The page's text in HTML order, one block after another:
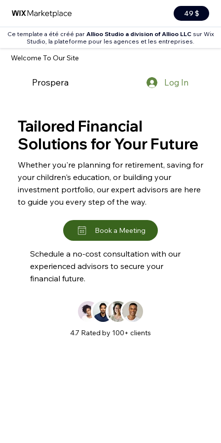
49 $
Ce template a été créé par Allioo Studio a division of Allioo LLCsur Wix
Studio, la plateforme pour les agences et les entreprises.